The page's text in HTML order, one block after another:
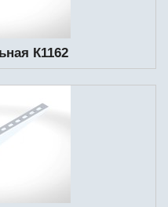
К1162